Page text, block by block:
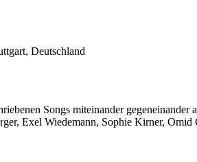
Deutschland
Songs miteinander
Exel Wiedemann, Sophie Kirner,